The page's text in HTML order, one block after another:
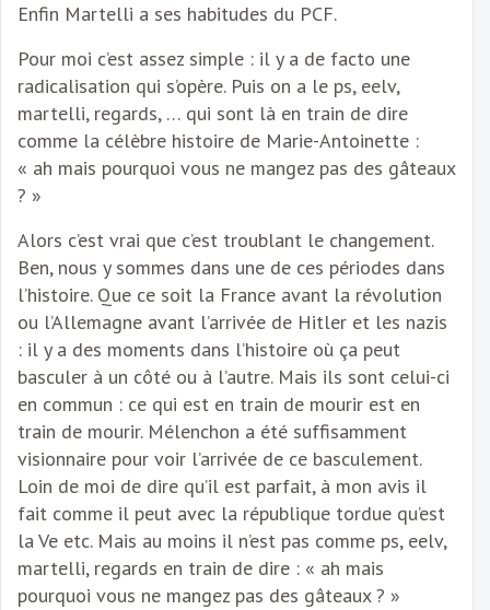
Enfin Martelli a ses habitudes du PCF.
Pour moi c’est assez simple : il y a de facto une
radicalisation qui s’opère. Puis on a le ps, eelv,
martelli, regards, … qui sont là en train de dire
comme la célèbre histoire de Marie-Antoinette :
« ah mais pourquoi vous ne mangez pas des gâteaux
? »
Alors c’est vrai que c’est troublant le changement.
Ben, nous y sommes dans une de ces périodes dans
l’histoire. Que ce soit la France avant la révolution
ou l’Allemagne avant l’arrivée de Hitler et les nazis
: il y a des moments dans l’histoire où ça peut
basculer à un côté ou à l’autre. Mais ils sont celui-ci
en commun : ce qui est en train de mourir est en
train de mourir. Mélenchon a été suffisamment
visionnaire pour voir l’arrivée de ce basculement.
Loin de moi de dire qu’il est parfait, à mon avis il
fait comme il peut avec la république tordue qu’est
la Ve etc. Mais au moins il n’est pas comme ps, eelv,
martelli, regards en train de dire : « ah mais
pourquoi vous ne mangez pas des gâteaux ? »